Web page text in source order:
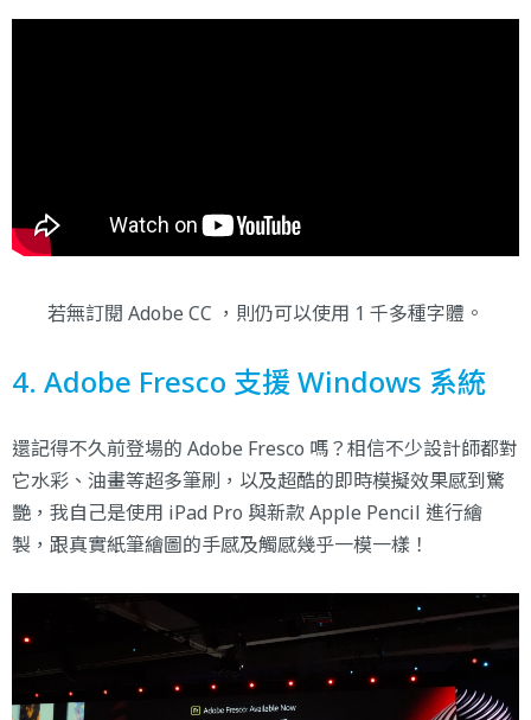
若無訂閱 Adobe CC ，則仍可以使用 1 千多種字體。
4. Adobe Fresco 支援 Windows 系統
還記得不久前登場的 Adobe Fresco 嗎？相信不少設計師都對
它水彩、油畫等超多筆刷，以及超酷的即時模擬效果感到驚
艷，我自己是使用 iPad Pro 與新款 Apple Pencil 進行繪
製，跟真實紙筆繪圖的手感及觸感幾乎一模一樣！